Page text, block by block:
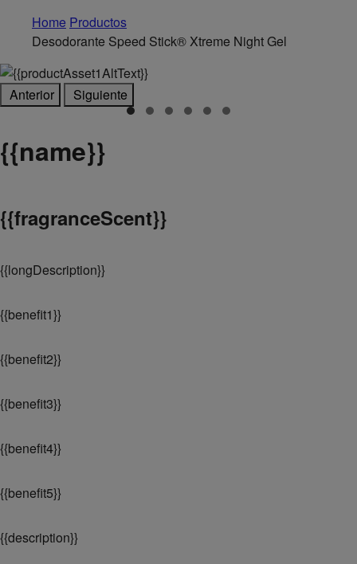
Home Productos
Desodorante Speed Stick® Xtreme Night Gel
Anterior Siguiente
{{name}}
{{fragranceScent}}
{{longDescription}}
{{benefit1}}
{{benefit2}}
{{benefit3}}
{{benefit4}}
{{benefit5}}
{{description}}